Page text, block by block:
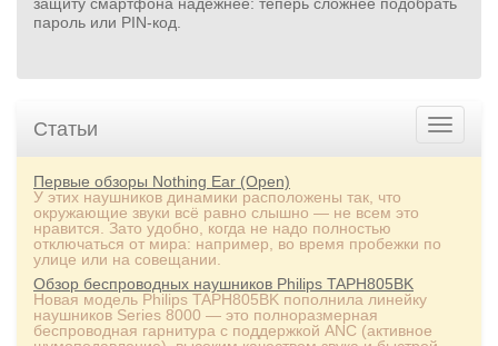
пароль или PIN‑код.
Статьи
Первые обзоры Nothing Ear (Open)
У этих наушников динамики расположены так, что
окружающие звуки всё равно слышно — не всем это
нравится. Зато удобно, когда не надо полностью
отключаться от мира: например, во время пробежки по
улице или на совещании.
Обзор беспроводных наушников Philips TAPH805BK
Новая модель Philips TAPH805BK пополнила линейку
наушников Series 8000 — это полноразмерная
беспроводная гарнитура с поддержкой ANC (активное